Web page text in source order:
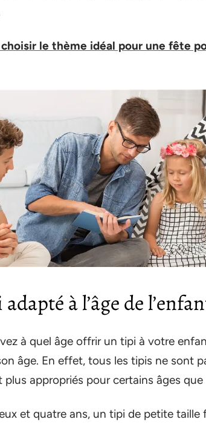
le thème idéal pour une fête
à l’âge de
à quel âge offrir un tipi à votre
âge. En effet, tous les tipis ne sont
appropriés pour certains âges que
et quatre ans, un tipi de petite taille